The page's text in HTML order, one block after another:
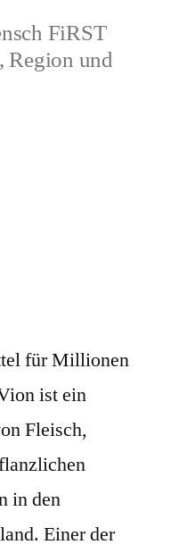
FiRST
Region und
für Millionen
ist ein
Fleisch,
in den
Einer der